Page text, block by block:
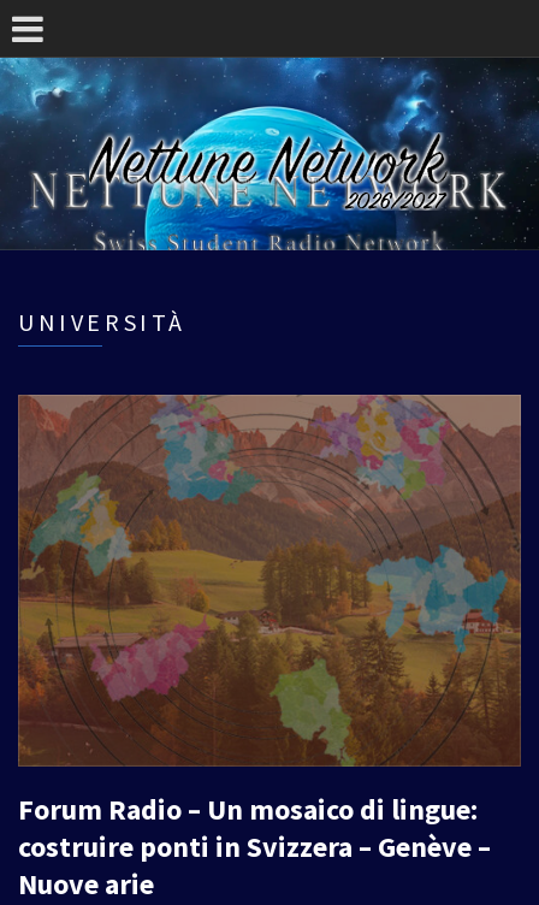
UNIVERSITÀ
Forum Radio – Un mosaico di lingue:
costruire ponti in Svizzera – Genève –
Nuove arie